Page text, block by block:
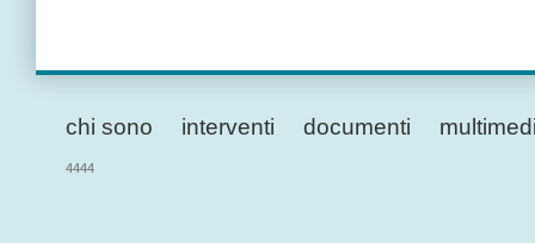
chi sono interventi documenti
4444